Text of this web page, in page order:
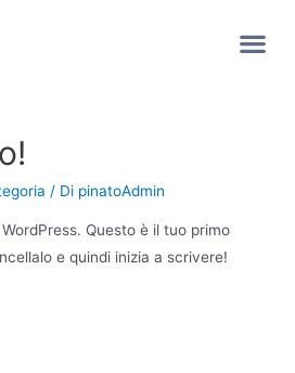
/ Di pinatoAdmin
Questo è il tuo primo
e quindi inizia a scrivere!